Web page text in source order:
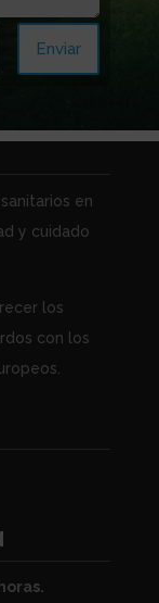
Enviar
en
y cuidado
los
con los